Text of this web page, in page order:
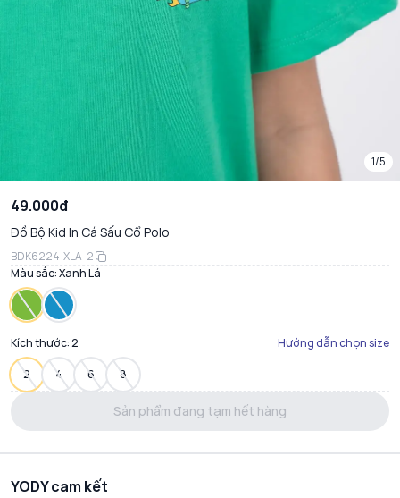
1/5
49.000đ
Đồ Bộ Kid In Cá Sấu Cổ Polo
BDK6224-XLA-2
Màu sắc:Xanh Lá
Kích thước:2 Hướng dẫn chọn size
2 4 6 8
Sản phẩm đang tạm hết hàng
YODY cam kết